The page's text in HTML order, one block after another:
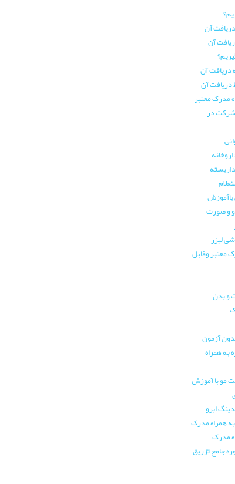
آن
آن
دریافت آن
دریافت آن
مدرک معتبر
شرکت در
باآموزش
و صورت
لیزر
معتبر وقابل
و بدن
به همراه
مو با آموزش
ابرو
همراه مدرک
مدرک
جامع تزریق